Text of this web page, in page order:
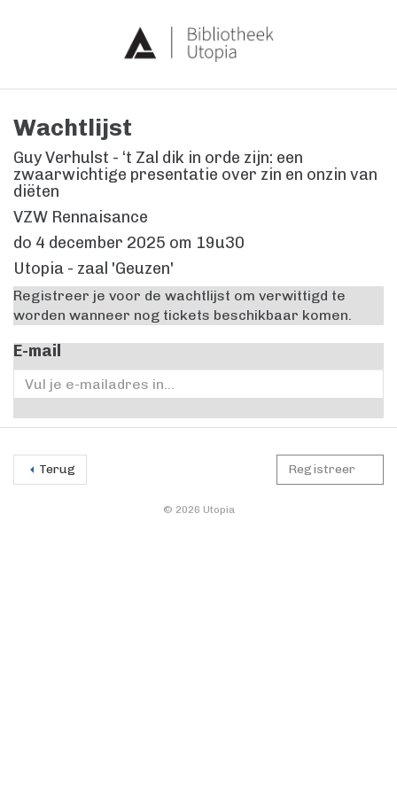
Wachtlijst
Guy Verhulst - ‘t Zal dik in orde zijn: een
zwaarwichtige presentatie over zin en onzin van
diëten
VZW Rennaisance
do 4 december 2025 om 19u30
Utopia - zaal 'Geuzen'
Registreer je voor de wachtlijst om verwittigd te
worden wanneer nog tickets beschikbaar komen.
E-mail
Registreer
Terug
© 2026 Utopia